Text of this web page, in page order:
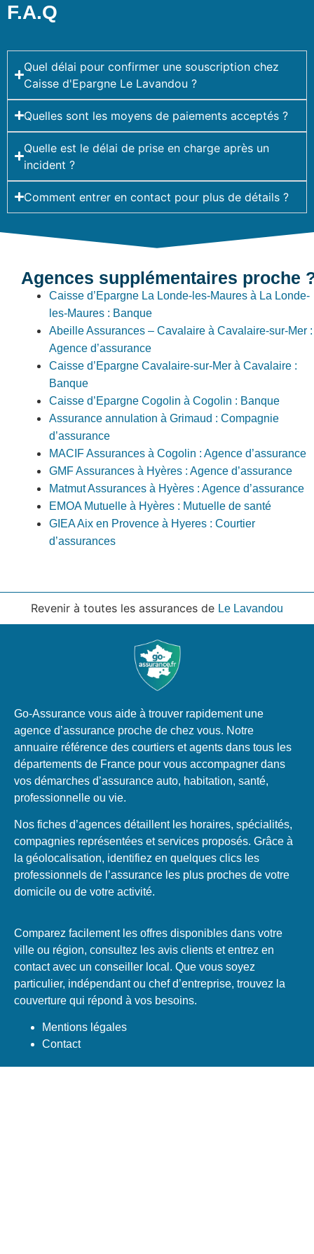
F.A.Q
Quel délai pour confirmer une souscription chez
Caisse d'Epargne Le Lavandou ?
Quelles sont les moyens de paiements acceptés ?
Quelle est le délai de prise en charge après un
incident ?
Comment entrer en contact pour plus de détails ?
Agences supplémentaires proche
Caisse d’Epargne La Londe-les-Maures à La Londe-
les-Maures : Banque
Abeille Assurances – Cavalaire à Cavalaire-sur-Mer :
Agence d’assurance
Caisse d’Epargne Cavalaire-sur-Mer à Cavalaire :
Banque
Caisse d’Epargne Cogolin à Cogolin : Banque
Assurance annulation à Grimaud : Compagnie
d’assurance
MACIF Assurances à Cogolin : Agence d’assurance
GMF Assurances à Hyères : Agence d’assurance
Matmut Assurances à Hyères : Agence d’assurance
EMOA Mutuelle à Hyères : Mutuelle de santé
GIEA Aix en Provence à Hyeres : Courtier
d’assurances
Revenir à toutes les assurances de Le Lavandou
Go-Assurance vous aide à trouver rapidement une
agence d’assurance proche de chez vous. Notre
annuaire référence des courtiers et agents dans tous les
départements de France pour vous accompagner dans
vos démarches d’assurance auto, habitation, santé,
professionnelle ou vie.
Nos fiches d’agences détaillent les horaires, spécialités,
compagnies représentées et services proposés. Grâce à
la géolocalisation, identifiez en quelques clics les
professionnels de l’assurance les plus proches de votre
domicile ou de votre activité.
Comparez facilement les offres disponibles dans votre
ville ou région, consultez les avis clients et entrez en
contact avec un conseiller local. Que vous soyez
particulier, indépendant ou chef d’entreprise, trouvez la
couverture qui répond à vos besoins.
Mentions légales
Contact